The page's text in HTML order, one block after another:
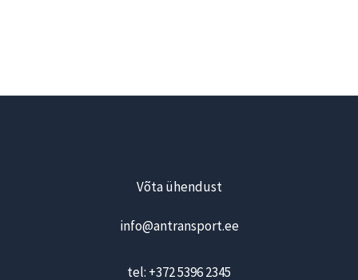
Võta ühendust
info@antransport.ee
tel: +372 5396 2345